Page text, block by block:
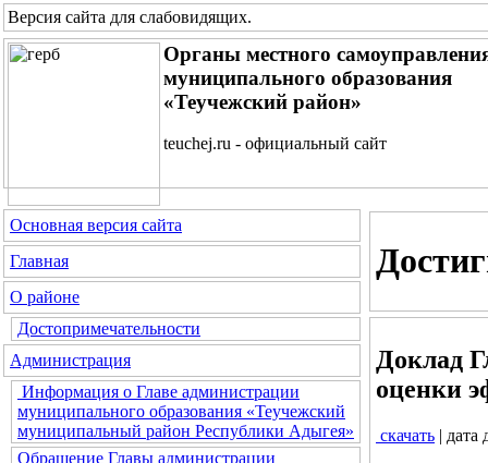
Версия сайта для слабовидящих.
Органы местного
муниципального образования
«Теучежский район»
teuchej.ru - официальный сайт
Основная версия сайта
Главная
О районе
Достопримечательности
Администрация
Информация о Главе администрации
муниципального образования «Теучежский
муниципальный район Республики Адыгея»
Обращение Главы администрации
Доклад
оценки
скачать | дата